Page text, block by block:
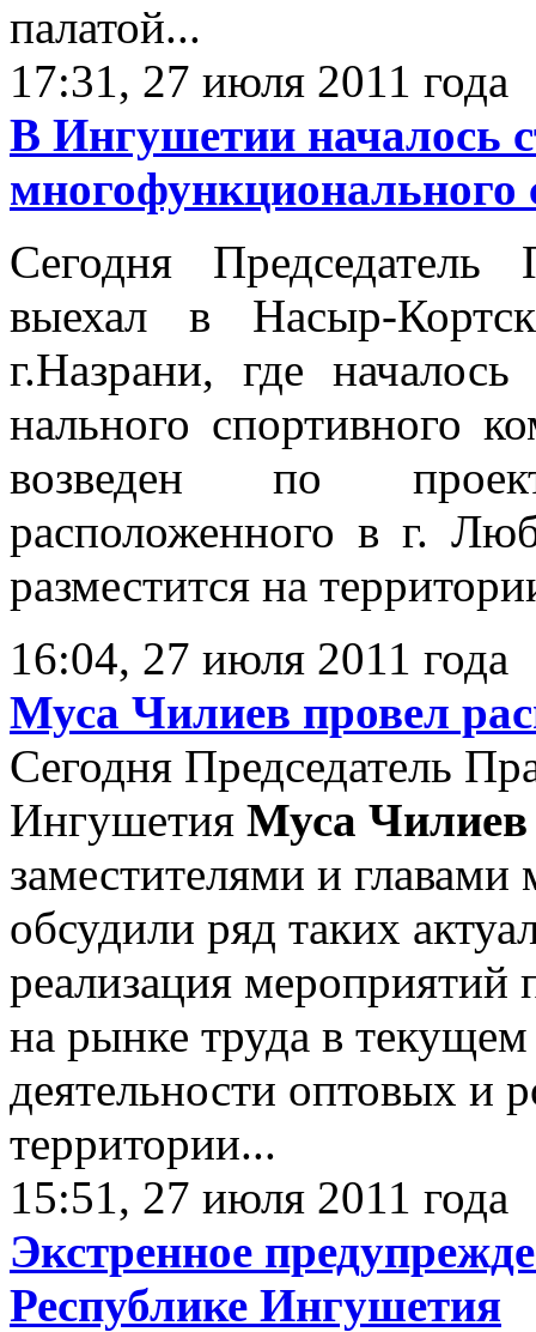
палатой...
17:31, 27 июля 2011 года
В Ингушетии началось
многофункционального
Сегодня Председатель
выехал в Насыр-
г.Назрани, где
нального спортивного
возведен по
расположенного в г.
разместится на
16:04, 27 июля 2011 года
Муса Чилиев провел
Сегодня Председатель
Ингушетия Муса
заместителями и
обсудили ряд таких
реализация
на рынке труда в
деятельности оптовых и
территории...
15:51, 27 июля 2011 года
Экстренное
Республике Ингушетия